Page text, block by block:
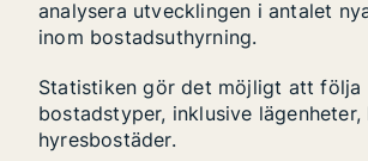
analysera utvecklingen i antalet
inom bostadsuthyrning.
Statistiken gör det möjligt att följa
bostadstyper, inklusive
hyresbostäder.